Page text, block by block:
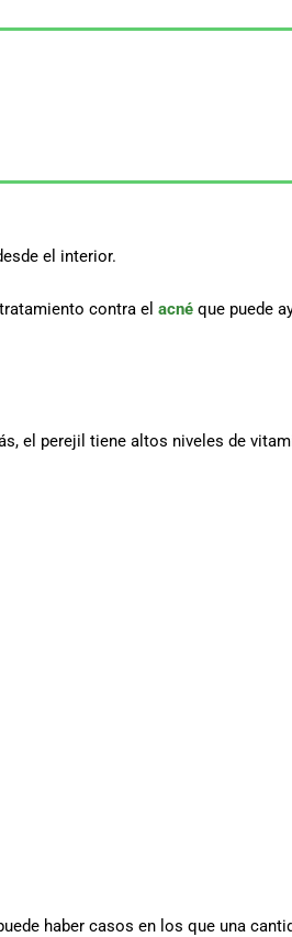
el interior.
contra el acné que puede
el perejil tiene altos niveles de
haber casos en los que una